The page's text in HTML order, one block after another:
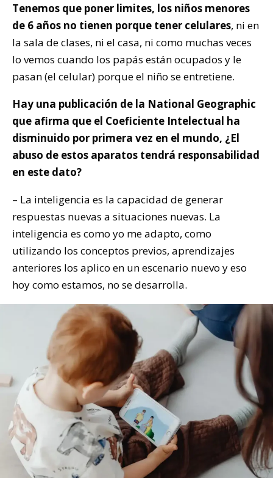
Tenemos que poner limites, los niños menores
de 6 años no tienen porque tener celulares, ni en
la sala de clases, ni el casa, ni como muchas veces
lo vemos cuando los papás están ocupados y le
pasan (el celular) porque el niño se entretiene.
Hay una publicación de la National Geographic
que afirma que el Coeficiente Intelectual ha
disminuido por primera vez en el mundo, ¿El
abuso de estos aparatos tendrá responsabilidad
en este dato?
– La inteligencia es la capacidad de generar
respuestas nuevas a situaciones nuevas. La
inteligencia es como yo me adapto, como
utilizando los conceptos previos, aprendizajes
anteriores los aplico en un escenario nuevo y eso
hoy como estamos, no se desarrolla.